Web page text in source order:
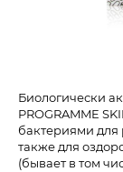
Биологически
PROGRAMME
бактериями
также для
(бывает в том